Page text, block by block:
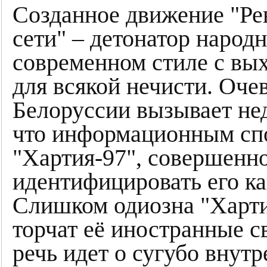
Созданное движение
сети" – детонатор
современном стиле с
для всякой нечисти.
Белоруссии вызывает
что информационным
"Хартия-97",
идентифицировать его
Слишком одиозна
торчат её иностранные
речь идет о сугубо